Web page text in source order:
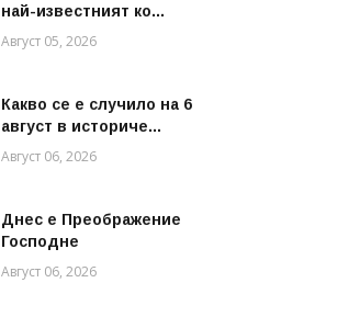
най-известният ко...
Август 05, 2026
Какво се е случило на 6
август в историче...
Август 06, 2026
Днес е Преображение
Господне
Август 06, 2026